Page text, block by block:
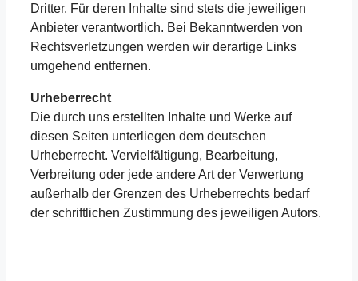
Dritter. Für deren Inhalte sind stets die jeweiligen
Anbieter verantwortlich. Bei Bekanntwerden von
Rechtsverletzungen werden wir derartige Links
umgehend entfernen.
Urheberrecht
Die durch uns erstellten Inhalte und Werke auf
diesen Seiten unterliegen dem deutschen
Urheberrecht. Vervielfältigung, Bearbeitung,
Verbreitung oder jede andere Art der Verwertung
außerhalb der Grenzen des Urheberrechts bedarf
der schriftlichen Zustimmung des jeweiligen Autors.